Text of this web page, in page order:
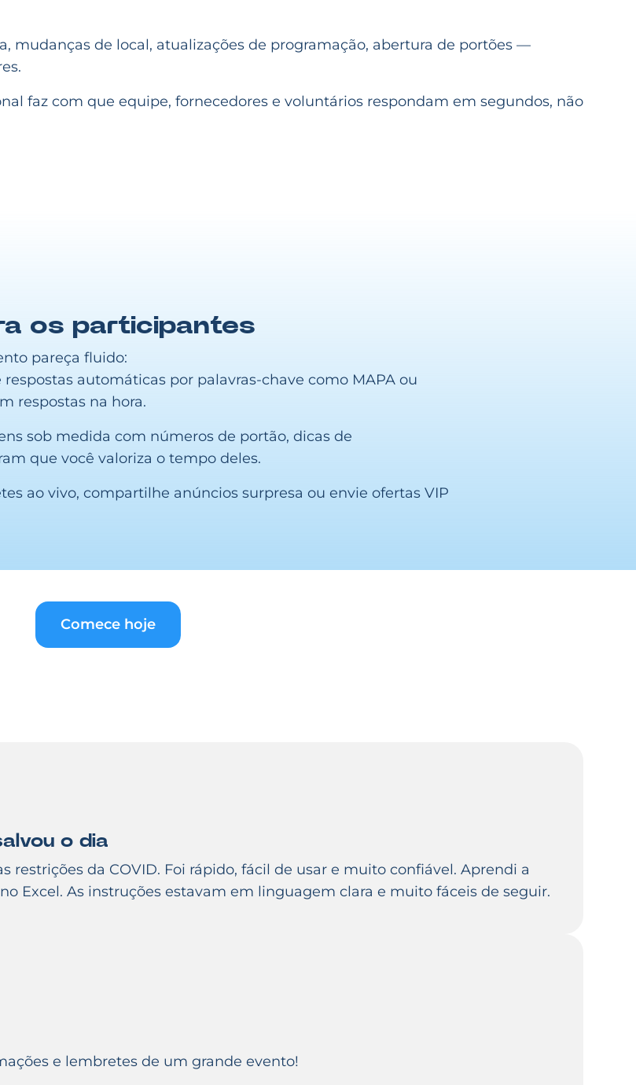
mudanças de local, atualizações de programação, abertura de portões —
faz com que equipe, fornecedores e voluntários respondam em segundos, não
os participantes
pareça fluido:
automáticas por palavras-chave como MAPA ou
respostas na hora.
sob medida com números de portão, dicas de
que você valoriza o tempo deles.
ao vivo, compartilhe anúncios surpresa ou envie ofertas VIP
Comece hoje
o dia
restrições da COVID. Foi rápido, fácil de usar e muito confiável. Aprendi a
Excel. As instruções estavam em linguagem clara e muito fáceis de seguir.
e lembretes de um grande evento!